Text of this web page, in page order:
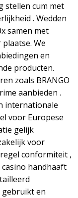
stellen cum met
. Wedden
samen met
We
en
producten.
zoals BRANGO
aanbieden .
internationale
voor Europese
gelijk
voor
conformiteit ,
handhaaft
gebruikt en